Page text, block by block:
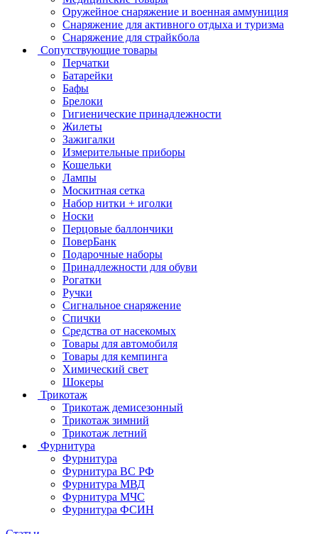
Оружейное снаряжение и военная аммуниция
Снаряжение для активного отдыха и туризма
Снаряжение для страйкбола
Сопутствующие товары
Перчатки
Батарейки
Бафы
Брелоки
Гигиенические принадлежности
Жилеты
Зажигалки
Измерительные приборы
Кошельки
Лампы
Москитная сетка
Набор нитки + иголки
Носки
Перцовые баллончики
ПоверБанк
Подарочные наборы
Принадлежности для обуви
Рогатки
Ручки
Сигнальное снаряжение
Спички
Средства от насекомых
Товары для автомобиля
Товары для кемпинга
Химический свет
Шокеры
Трикотаж
Трикотаж демисезонный
Трикотаж зимний
Трикотаж летний
Фурнитура
Фурнитура
Фурнитура ВС РФ
Фурнитура МВД
Фурнитура МЧС
Фурнитура ФСИН